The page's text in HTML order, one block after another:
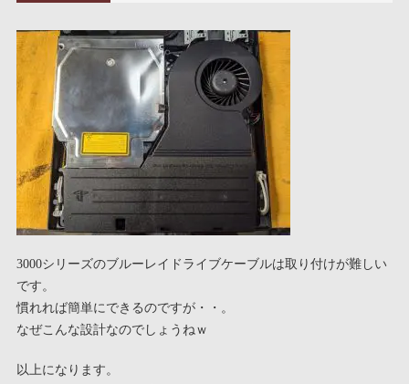
3000シリーズのブルーレイドライブケーブルは取り付けが難しい
です。
慣れれば簡単にできるのですが・・。
なぜこんな設計なのでしょうねｗ
以上になります。